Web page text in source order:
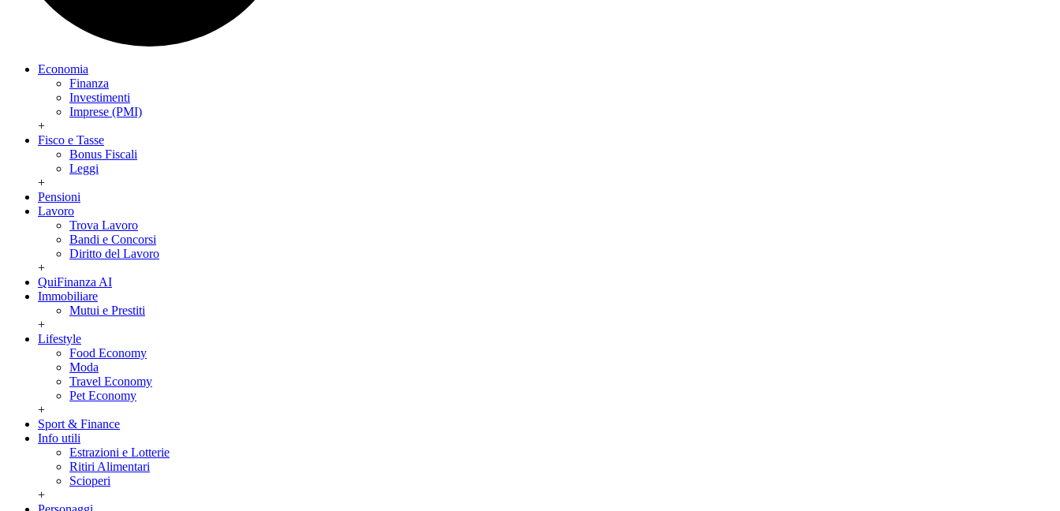
Economia
Finanza
Investimenti
Imprese (PMI)
+
Fisco e Tasse
Bonus Fiscali
Leggi
+
Pensioni
Lavoro
Trova Lavoro
Bandi e Concorsi
Diritto del Lavoro
+
QuiFinanza AI
Immobiliare
Mutui e Prestiti
+
Lifestyle
Food Economy
Moda
Travel Economy
Pet Economy
+
Sport & Finance
Info utili
Estrazioni e Lotterie
Ritiri Alimentari
Scioperi
+